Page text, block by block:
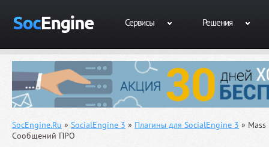
Сервисы Решения
SocEngine.Ru » SocialEngine 3 » Плагины для SocialEngine 3 » Mass
Сообщений ПРО